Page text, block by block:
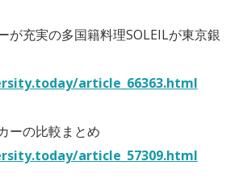
が充実の多国籍料理SOLEILが東京銀
article_66363.html
ーの比較まとめ
article_57309.html